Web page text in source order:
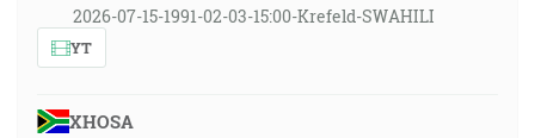
2026-07-15-1991-02-03-15:00-Krefeld-SWAHILI
YT
XHOSA